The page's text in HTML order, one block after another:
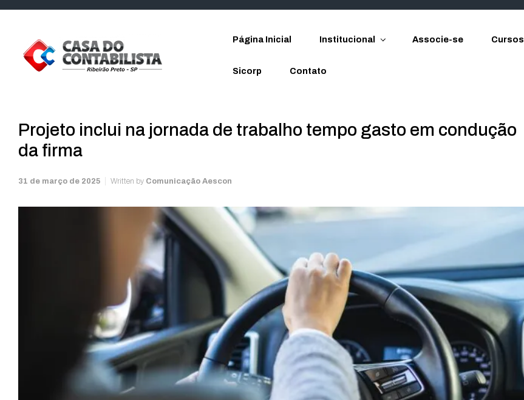
Página Inicial Institucional Associe-se Cursos
Sicorp Contato
Projeto inclui na jornada de trabalho tempo gasto em condução
da firma
31 de março de 2025 Written by Comunicação Aescon